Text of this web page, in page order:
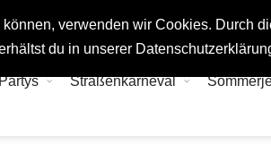
verwenden wir Cookies. Durch
du in unserer
Straßenkarneval